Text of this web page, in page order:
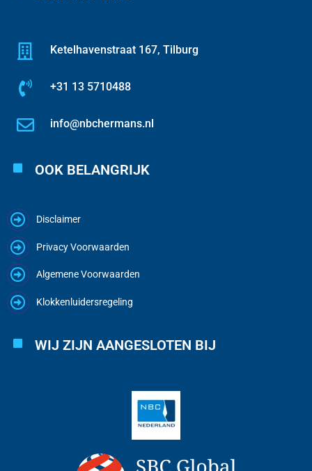
Ketelhavenstraat 167, Tilburg
+31 13 5710488
info@nbchermans.nl
OOK BELANGRIJK
Disclaimer
Privacy Voorwaarden
Algemene Voorwaarden
Klokkenluidersregeling
WIJ ZIJN AANGESLOTEN BIJ